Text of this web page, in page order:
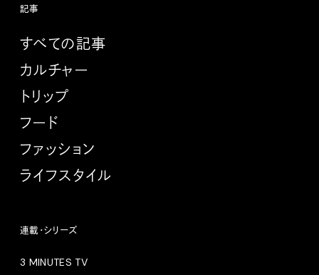
記事
すべての記事
カルチャー
トリップ
フード
ファッション
ライフスタイル
連載・シリーズ
3 MINUTES TV